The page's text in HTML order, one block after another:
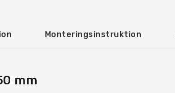
Monteringsinstruktion
mm